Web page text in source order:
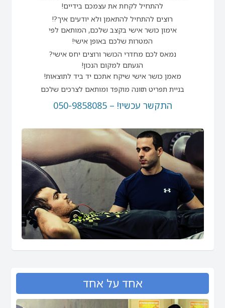
להתחיל לקחת את עצמכם בידיים!
רוצים להתחיל להתאמן ולא יודעים איך?!
אימון כושר אישי בקצב שלכם, המותאם לפי
המטרות שלכם באופן אישי!
נמאס לכם מחדרי הכושר ורוצים יחס אישי?
הגעתם למקום הנכון!
מאמן כושר אישי שיקח אתכם יד ביד לתוצאות!
בניית תפריט תזונה מוקפד ומותאם לצרכים שלכם
התקשר עכשיו! – 050-9858085
אחד על אחד